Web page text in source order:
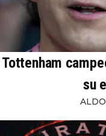
su